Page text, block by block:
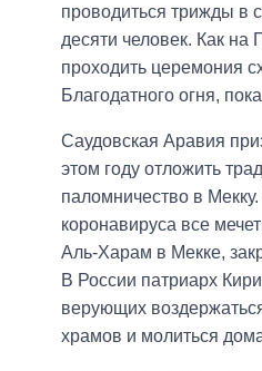
проводиться трижды в
десяти человек. Как на
проходить церемония
Благодатного огня,
Саудовская Аравия
этом году отложить
паломничество в
коронавируса все
Аль-Харам в Мекке,
В России патриарх
верующих
храмов и молиться